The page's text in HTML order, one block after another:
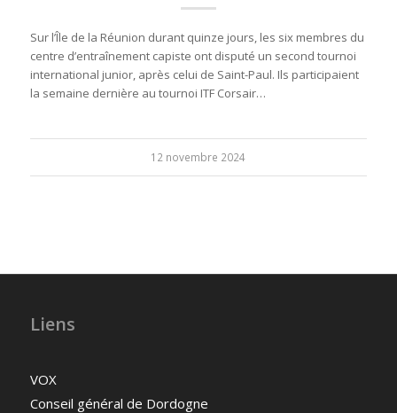
Sur l’Île de la Réunion durant quinze jours, les six membres du
centre d’entraînement capiste ont disputé un second tournoi
international junior, après celui de Saint-Paul. Ils participaient
la semaine dernière au tournoi ITF Corsair…
12 novembre 2024
Liens
VOX
Conseil général de Dordogne